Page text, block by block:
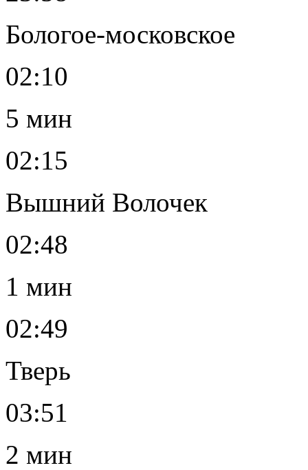
Бологое-московское
02:10
5 мин
02:15
Вышний Волочек
02:48
1 мин
02:49
Тверь
03:51
2 мин